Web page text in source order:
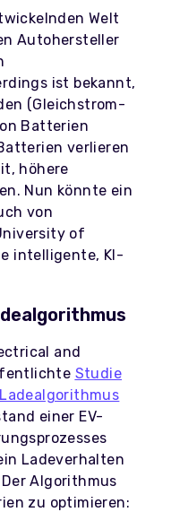
Welt
Autohersteller
ist bekannt,
(Gleichstrom-
Batterien
verlieren
höhere
Nun könnte ein
von
of
intelligente, KI-
and
Studie
einer EV-
Ladeverhalten
Algorithmus
zu optimieren: